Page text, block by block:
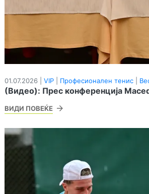
01.07.2026 | VIP Професионален тенис
(Видео): Прес конференција
ВИДИ ПОВЕЌЕ